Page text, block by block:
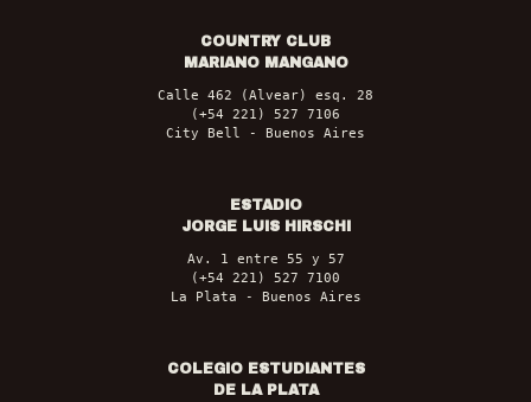
COUNTRY CLUB
MARIANO MANGANO
Calle 462 (Alvear) esq. 28
(+54 221) 527 7106
City Bell - Buenos Aires
ESTADIO
JORGE LUIS HIRSCHI
Av. 1 entre 55 y 57
(+54 221) 527 7100
La Plata - Buenos Aires
COLEGIO ESTUDIANTES
DE LA PLATA